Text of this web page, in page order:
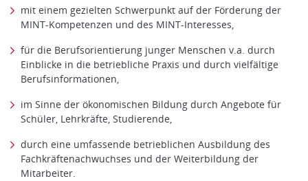
mit einem gezielten Schwerpunkt auf der Förderung der
MINT-Kompetenzen und des MINT-Interesses,
für die Berufsorientierung junger Menschen v.a. durch
Einblicke in die betriebliche Praxis und durch vielfältige
Berufsinformationen,
im Sinne der ökonomischen Bildung durch Angebote für
Schüler, Lehrkräfte, Studierende,
durch eine umfassende betrieblichen Ausbildung des
Fachkräftenachwuchses und der Weiterbildung der
Mitarbeiter.